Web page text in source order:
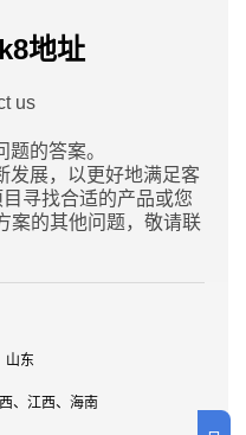
地址
us
的答案。
发展，以更好地满足客
寻找合适的产品或您
案的其他问题，敬请联
山东
、江西、海南